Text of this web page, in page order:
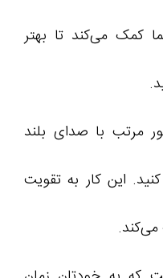
کمک می‌کند تا بهتر
مرتب با صدای بلند
این کار به تقویت